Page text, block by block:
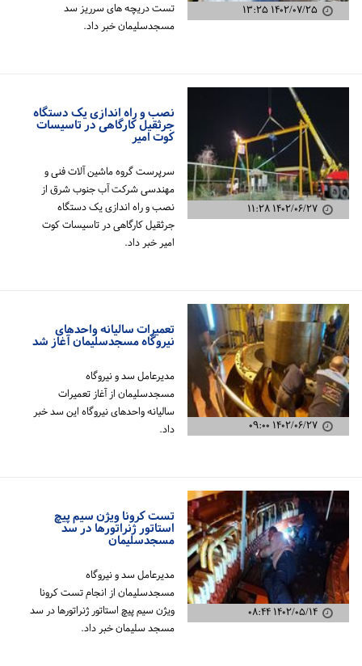
۱۴۰۲/۰۷/۲۵ ۱۳:۲۵
تست دریچه های سرریز سد
مسجدسلیمان خبر داد.
۱۴۰۲/۰۶/۲۷ ۱۱:۲۸
نصب و راه اندازی یک دستگاه
جرثقیل کارگاهی در تاسیسات
کوت امیر
سرپرست گروه ماشین آلات فنی و
مهندسی شرکت آب جنوب شرق از
نصب و راه اندازی یک دستگاه
جرثقیل کارگاهی در تاسیسات کوت
امیر خبر داد.
۱۴۰۲/۰۶/۲۷ ۰۹:۰۰
تعمیرات سالیانه واحدهای
نیروگاه مسجدسلیمان آغاز شد
مدیرعامل سد و نیروگاه
مسجدسلیمان از آغاز تعمیرات
سالیانه واحدهای نیروگاه این سد خبر
داد.
۱۴۰۲/۰۵/۱۴ ۰۸:۴۴
تست کرونا ویژن سیم پیچ
استاتور ژنراتورها در سد
مسجدسلیمان
مدیرعامل سد و نیروگاه
مسجدسلیمان از انجام تست کرونا
ویژن سیم پیچ استاتور ژنراتورها در سد
مسجد سلیمان خبر داد.